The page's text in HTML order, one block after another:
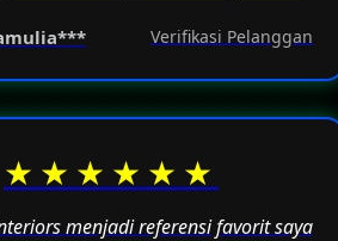
Verifikasi Pelanggan
★★★★★★
menjadi referensi favorit saya